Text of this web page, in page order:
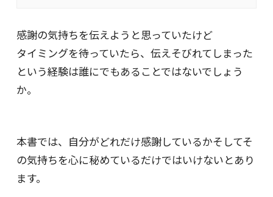
感謝の気持ちを伝えようと思っていたけど
タイミングを待っていたら、伝えそびれてしまった
という経験は誰にでもあることではないでしょう
か。
本書では、自分がどれだけ感謝しているかそしてそ
の気持ちを心に秘めているだけではいけないとあり
ます。